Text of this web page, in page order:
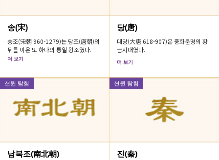
송(宋)
송조(宋朝 960-1279)는 당조(唐朝)의
뒤를 이은 또 하나의 통일 왕조였다.
더 보기
당(唐)
대당(大唐 618-907)은 중화문명의 황
금시대였다.
더 보기
션윈 탐험
남북조(南北朝)
션윈 탐험
진(秦)